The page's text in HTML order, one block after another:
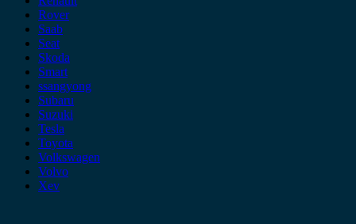
Rover
Saab
Seat
Skoda
Smart
ssangyong
Subaru
Suzuki
Tesla
Toyota
Volkswagen
Volvo
Xev